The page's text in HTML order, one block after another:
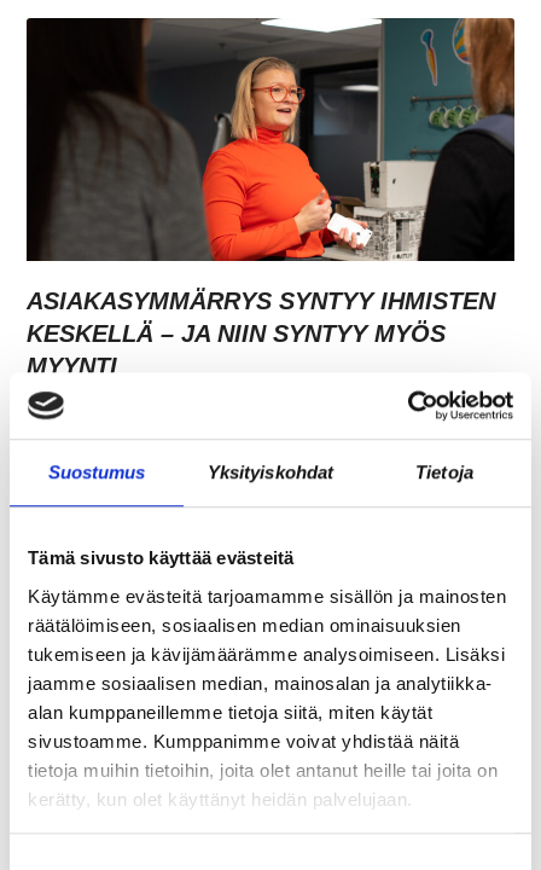
Suostumus Yksityiskohdat Tietoja
Tämä sivusto käyttää evästeitä
Käytämme evästeitä tarjoamamme sisällön ja mainosten
räätälöimiseen, sosiaalisen median ominaisuuksien
tukemiseen ja kävijämäärämme analysoimiseen. Lisäksi
jaamme sosiaalisen median, mainosalan ja analytiikka-
alan kumppaneillemme tietoja siitä, miten käytät
sivustoamme. Kumppanimme voivat yhdistää näitä
tietoja muihin tietoihin, joita olet antanut heille tai joita on
kerätty, kun olet käyttänyt heidän palvelujaan.
ASIAKASYMMÄRRYS SYNTYY IHMISTEN
KESKELLÄ – JA NIIN SYNTYY MYÖS
MYYNTI
TARJOAVATKO COWORKING-TILAT
KOKOUSTILOJA?